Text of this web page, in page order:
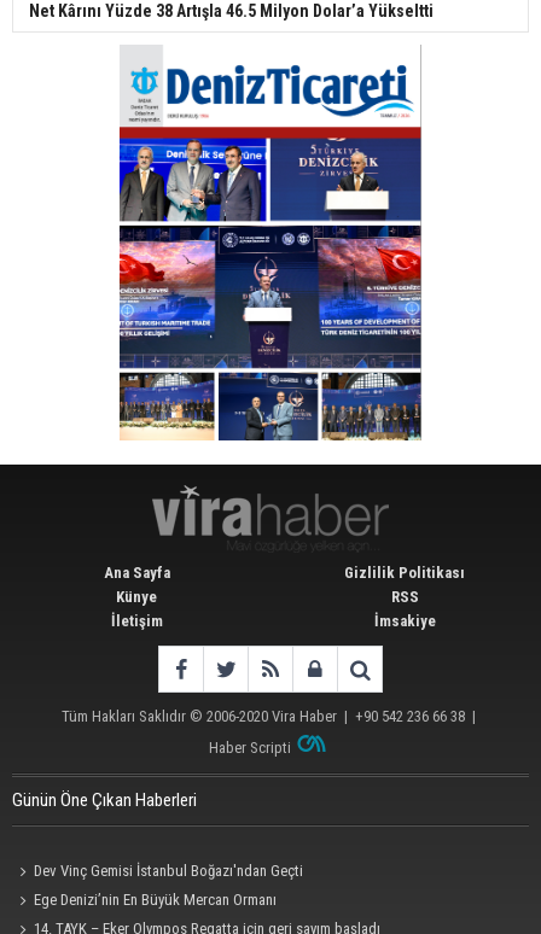
Net Kârını Yüzde 38 Artışla 46.5 Milyon Dolar’a Yükseltti
Ana Sayfa
Künye
İletişim
Gizlilik Politikası
RSS
İmsakiye
Tüm Hakları Saklıdır © 2006-2020 Vira Haber | +90 542 236 66 38 |
Haber Scripti
Günün Öne Çıkan Haberleri
Dev Vinç Gemisi İstanbul Boğazı'ndan Geçti
Ege Denizi’nin En Büyük Mercan Ormanı
14. TAYK – Eker Olympos Regatta için geri sayım başladı